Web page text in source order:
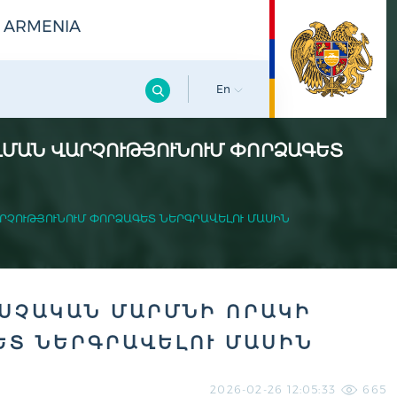
ARMENIA
En
ՎԱՐՉՈՒԹՅՈՒՆՈՒՄ ՓՈՐՁԱԳԵՏ
ՓՈՐՁԱԳԵՏ ՆԵՐԳՐԱՎԵԼՈՒ ՄԱՍԻՆ
ՄԱՐՄՆԻ ՈՐԱԿԻ
ՆԵՐԳՐԱՎԵԼՈՒ ՄԱՍԻՆ
2026-02-26 12:05:33 665